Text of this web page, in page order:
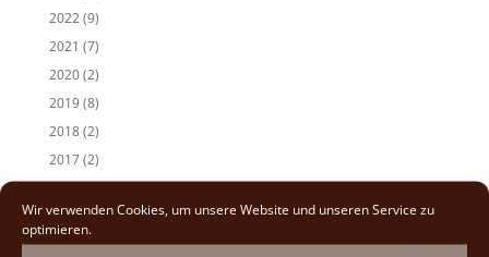
Wir verwenden Cookies, um unsere Website und unseren Service zu
optimieren.
2022(9)
2021 (7)
2020(2)
2019(8)
2018(2)
2017(2)